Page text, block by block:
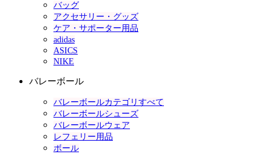
バッグ
アクセサリー・グッズ
ケア・サポーター用品
adidas
ASICS
NIKE
バレーボール
バレーボールカテゴリすべて
バレーボールシューズ
バレーボールウェア
レフェリー用品
ボール